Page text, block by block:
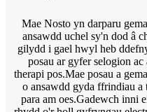
Mae Nosto yn darparu
ansawdd uchel sy'n dod â
gilydd i gael hwyl heb
posau ar gyfer selogion
therapi pos.Mae posau a
o ansawdd gyda ffrindiau
para am oes.Gadewch inni